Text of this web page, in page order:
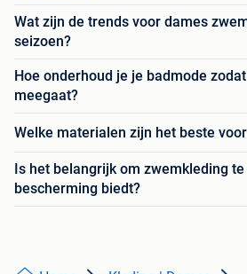
Wat zijn de trends voor dames
seizoen?
Hoe onderhoud je je badmode
meegaat?
Welke materialen zijn het beste
Is het belangrijk om zwemkleding te
bescherming biedt?